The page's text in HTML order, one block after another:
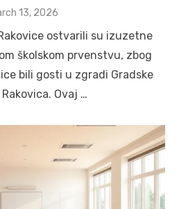
13, 2026
ostvarili su izuzetne
školskom prvenstvu, zbog
bili gosti u zgradi Gradske
Ovaj …